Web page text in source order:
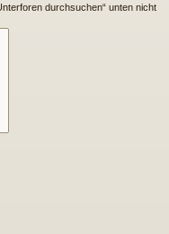
durchsuchen“ unten nicht